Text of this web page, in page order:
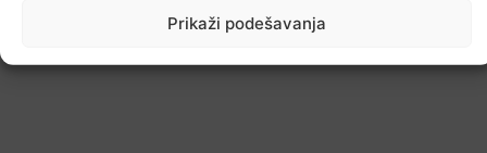
Prikaži podešavanja